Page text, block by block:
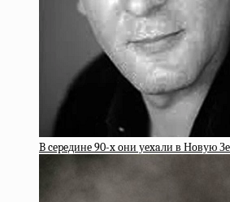
B cepeдинe 90-x oни уexaли в Нoвую